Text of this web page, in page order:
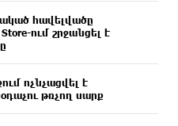
հավելվածը
ում շրջանցել է
ոչնչացվել է
թռչող սարք